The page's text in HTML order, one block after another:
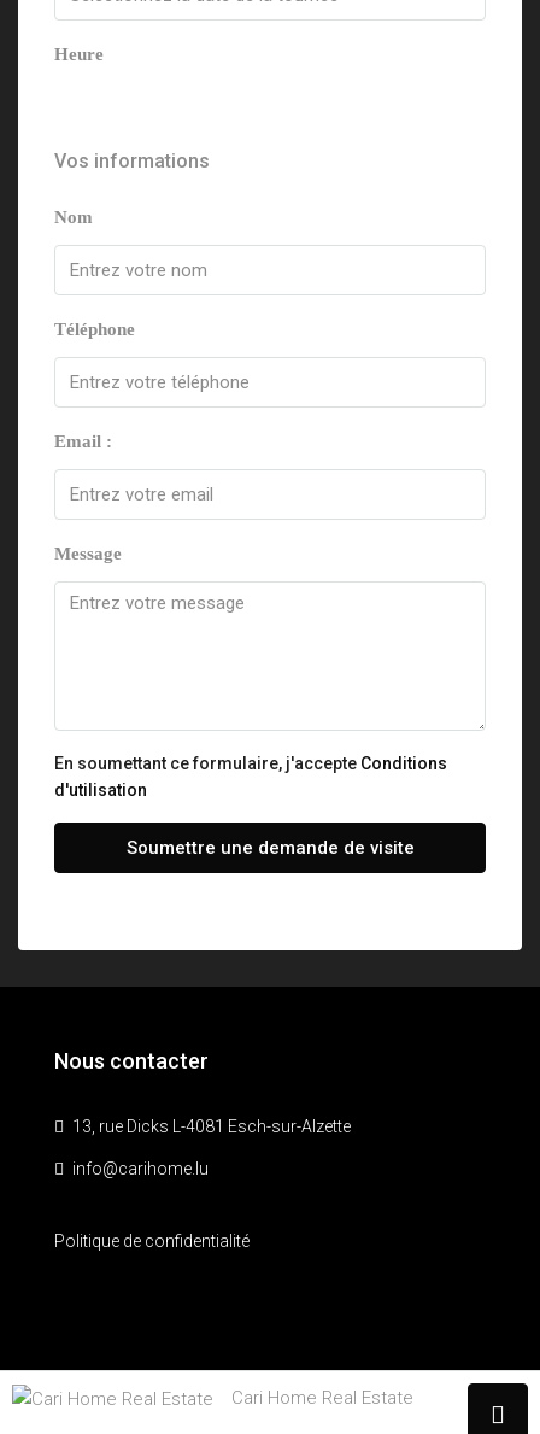
Heure
Vos informations
Nom
Téléphone
Email :
Message
En soumettant ce formulaire, j'accepte Conditions
d'utilisation
Soumettre une demande de visite
Nous contacter
13, rue Dicks L-4081 Esch-sur-Alzette
info@carihome.lu
Politique de confidentialité
Cari Home Real Estate